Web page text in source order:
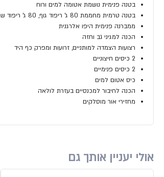
בטנה פנימית נושמת אטומה למים ורוח
בטנה טרמית מחממת 80 ג' ריפוד גוף, 80 ג' ריפוד שרוולים
ממברנה פנימית היפו אלרגנית
הכנה למגיני גב וחזה
רצועות הצמדה למותניים, זרועות ומפרק כף היד
2 כיסים חיצוניים
2 כיסים פנימיים
כיס אטום למים
הכנה לחיבור למכנסיים בעזרת לולאה
מחזירי אור מוסלקים
אולי יעניין אותך גם